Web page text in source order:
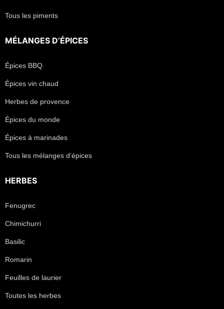
Tous les piments
MÉLANGES D’ÉPICES
Épices BBQ
Épices vin chaud
Herbes de provence
Épices du monde
Épices à marinades
Tous les mélanges d’épices
HERBES
Fenugrec
Chimichurri
Basilic
Romarin
Feuilles de laurier
Toutes les herbes